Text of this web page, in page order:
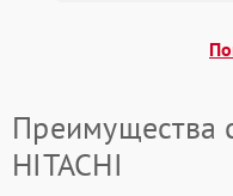
Преимущества
HITACHI